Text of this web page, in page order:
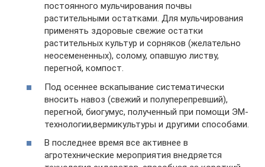
постоянного мульчирования почвы
растительными остатками. Для мульчирования
применять здоровые свежие остатки
растительных культур и сорняков (желательно
неосемененных), солому, опавшую листву,
перегной, компост.
Под осеннее вскапывание систематически
вносить навоз (свежий и полуперепревший),
перегной, биогумус, полученный при помощи ЭМ-
технологии,вермикультуры и другими способами.
В последнее время все активнее в
агротехнические мероприятия внедряется